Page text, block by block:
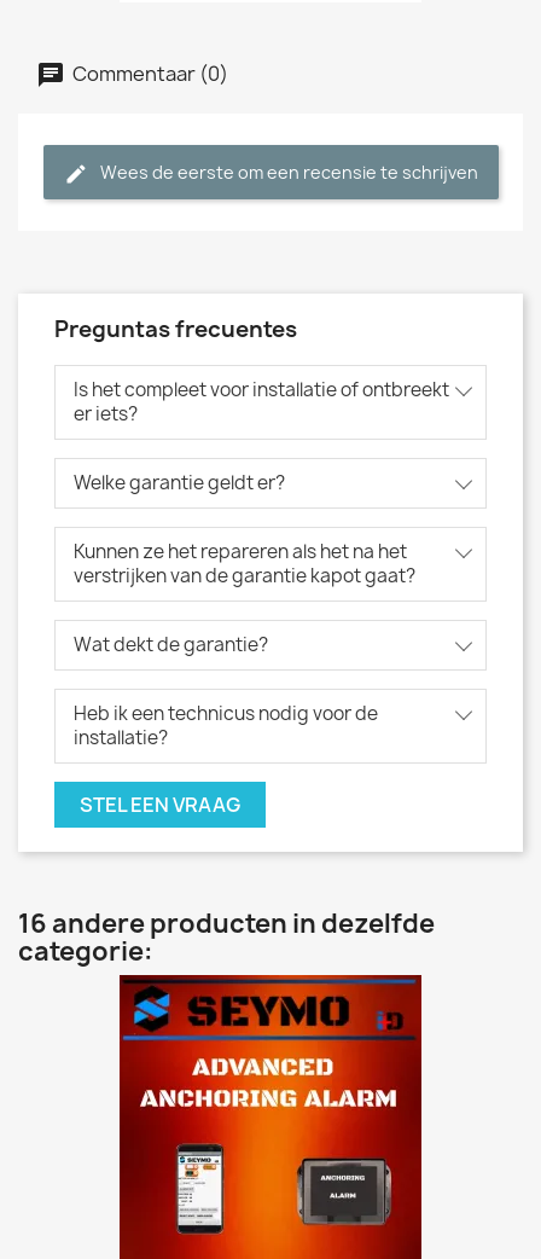
Commentaar (0)
Wees de eerste om een recensie te schrijven
Preguntas frecuentes
Is het compleet voor installatie of ontbreekt
er iets?
Welke garantie geldt er?
Kunnen ze het repareren als het na het
verstrijken van de garantie kapot gaat?
Wat dekt de garantie?
Heb ik een technicus nodig voor de
installatie?
STEL EEN VRAAG
16 andere producten in dezelfde
categorie: